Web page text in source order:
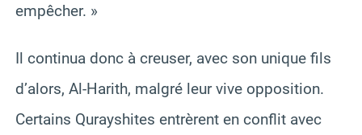
empêcher. »
Il continua donc à creuser, avec son unique fils
d’alors, Al-Harith, malgré leur vive opposition.
Certains Qurayshites entrèrent en conflit avec